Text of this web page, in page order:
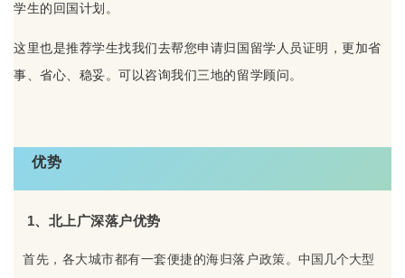
学生的回国计划。
这里也是推荐学生找我们去帮您申请归国留学人员证明，更加省
事、省心、稳妥。可以咨询我们三地的留学顾问。
优势
1、北上广深落户优势
首先，各大城市都有一套便捷的海归落户政策。中国几个大型